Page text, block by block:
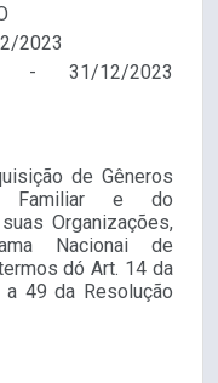
2023
- 31/12/2023
de Gêneros
Familiar e do
Organizações,
Nacionai de
dó Art. 14 da
49 da Resolução